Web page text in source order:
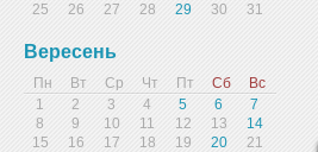
25
26 27 28 29 30 31
Вересень
Пн Вт Ср Чт Пт Сб
Вс
1
2 3 4 5 6
7
8
9 10 11 12 13
14
15
16 17 18 19 20
21